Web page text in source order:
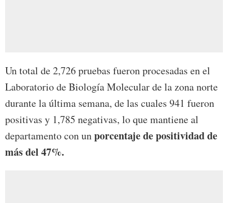
Un total de 2,726 pruebas fueron procesadas en el
Laboratorio de Biología Molecular de la zona norte
durante la última semana, de las cuales 941 fueron
positivas y 1,785 negativas, lo que mantiene al
departamento con unporcentaje de positividad de
más del 47%.